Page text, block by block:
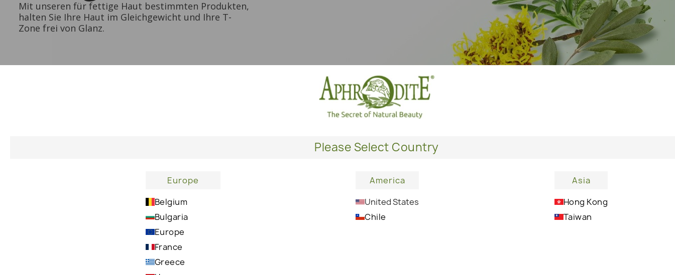
Please Select Country
Europe
Belgium
Bulgaria
Europe
France
Greece
America
United States
Chile
Asia
Hong Kong
Taiwan
Mit unseren für fettige Haut bestimmten Produkten,
halten Sie Ihre Haut im Gleichgewicht und Ihre T-
Zone frei von Glanz.